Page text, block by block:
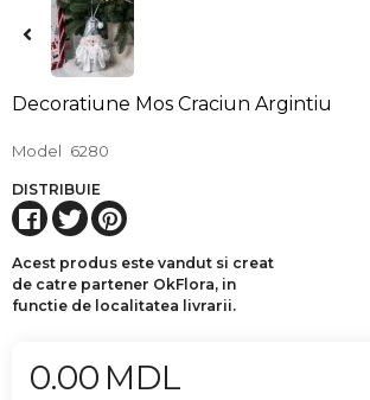
Decoratiune Mos Craciun Argintiu
Model 6280
DISTRIBUIE
Acest produs este vandut si creat
de catre partener OkFlora, in
functie de localitatea livrarii.
0.00 MDL